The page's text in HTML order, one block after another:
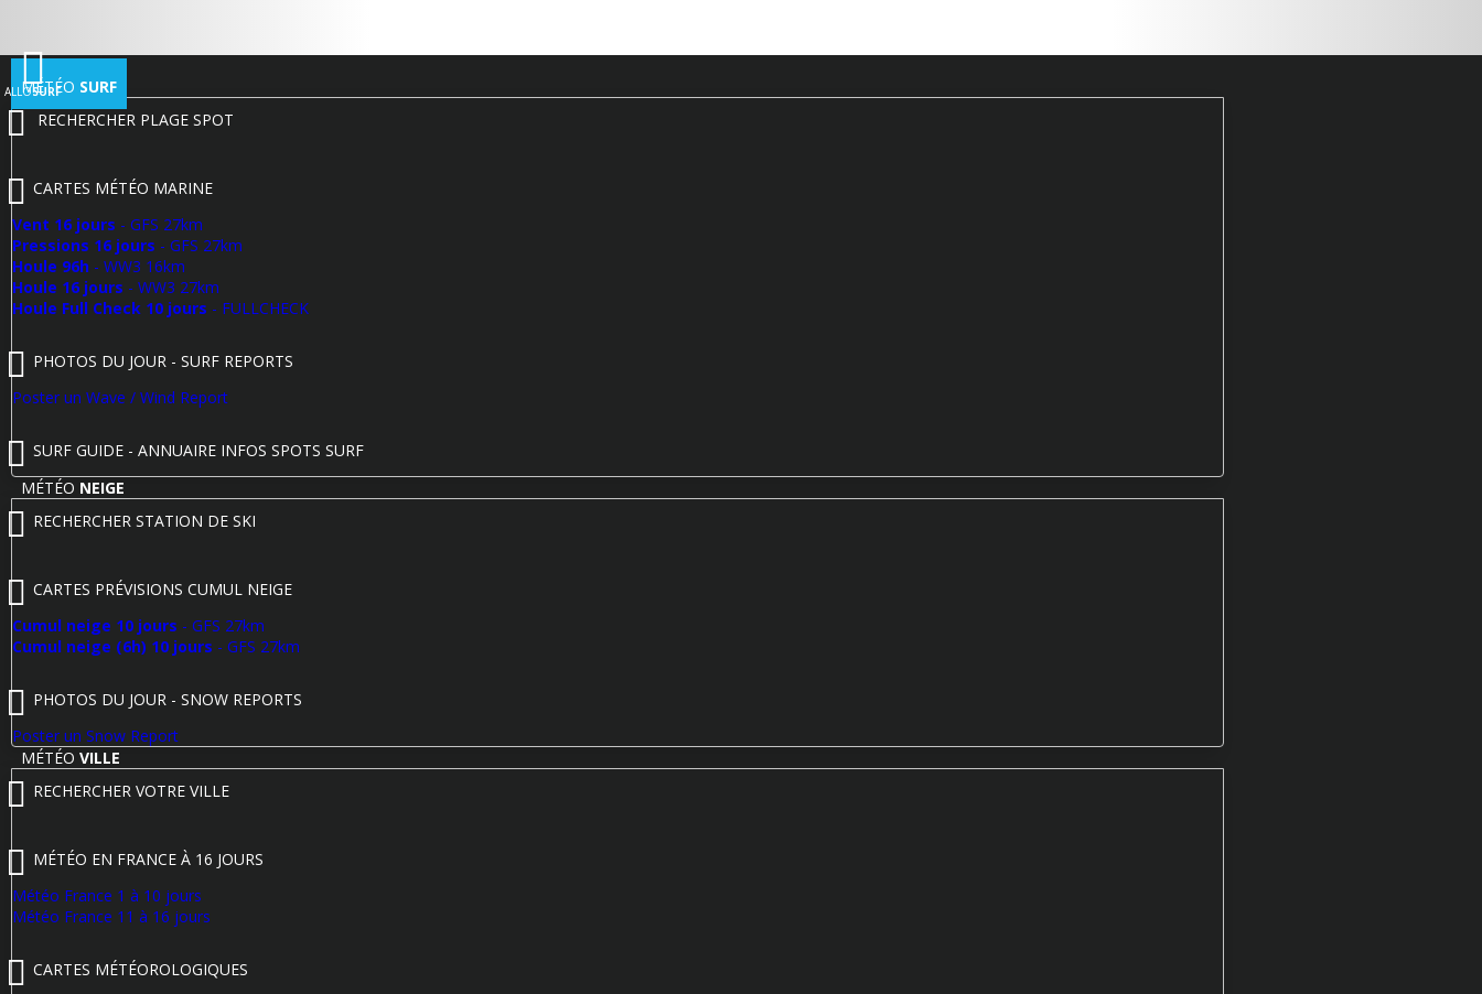
ALLOSURF
MÉTÉO SURF
RECHERCHER PLAGE SPOT
CARTES MÉTÉO MARINE
Vent 16 jours - GFS 27km
Pressions 16 jours - GFS 27km
Houle 96h - WW3 16km
Houle 16 jours - WW3 27km
Houle Full Check 10 jours - FULLCHECK
PHOTOS DU JOUR - SURF REPORTS
Poster un Wave / Wind Report
SURF GUIDE - ANNUAIRE INFOS SPOTS SURF
MÉTÉO NEIGE
RECHERCHER STATION DE SKI
CARTES PRÉVISIONS CUMUL NEIGE
Cumul neige 10 jours - GFS 27km
Cumul neige (6h) 10 jours - GFS 27km
PHOTOS DU JOUR - SNOW REPORTS
Poster un Snow Report
MÉTÉO VILLE
RECHERCHER VOTRE VILLE
MÉTÉO EN FRANCE À 16 JOURS
Météo France 1 à 10 jours
Météo France 11 à 16 jours
CARTES MÉTÉOROLOGIQUES